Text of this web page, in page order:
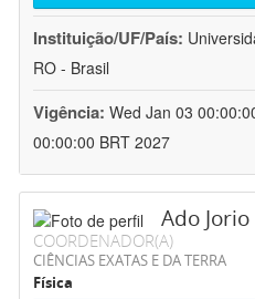
Instituição/UF/País:
RO - Brasil
Vigência: Wed Jan 03
00:00:00 BRT 2027
Ado
COORDENADOR(A)
CIÊNCIAS EXATAS E DA TERRA
Física